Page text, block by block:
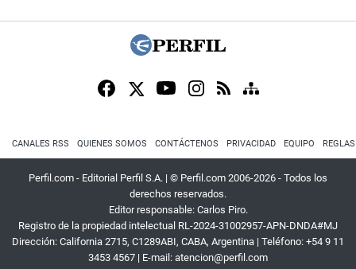
CANALES RSS QUIENES SOMOS CONTÁCTENOS PRIVACIDAD EQUIPO
Perfil.com - Editorial Perfil S.A. | © Perfil.com 2006-2026 - Todos los
derechos reservados.
Editor responsable: Carlos Piro.
Registro de la propiedad intelectual RL-2024-31002957-APN-DNDA#MJ
Dirección: California 2715, C1289ABI, CABA, Argentina | Teléfono: +54 9 11
3453 4567 | E-mail: atencion@perfil.com